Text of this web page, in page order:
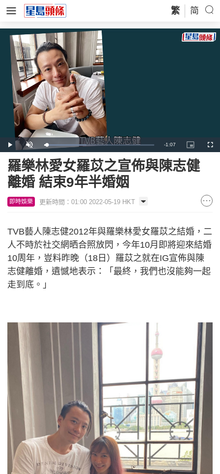
繁 简
Play Unmute Loaded:
38.18%
Remaining
Time
-1:07
Picture-
in-
羅樂林愛女羅苡之宣佈與陳志健
離婚 結束9年半婚姻
即時娛樂 更新時間：01:00 2022-05-19 HKT
TVB藝人陳志健2012年與羅樂林愛女羅苡之結婚，二
人不時於社交網晒合照放閃，今年10月即將迎來結婚
10周年，豈料昨晚（18日）羅苡之就在IG宣佈與陳
志健離婚，遺憾地表示：「最終，我們也沒能夠一起
走到底。」